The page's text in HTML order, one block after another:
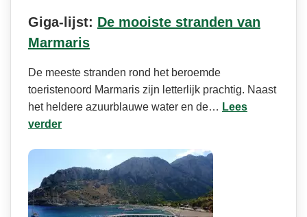
Giga-lijst: De mooiste stranden van
Marmaris
De meeste stranden rond het beroemde
toeristenoord Marmaris zijn letterlijk prachtig. Naast
het heldere azuurblauwe water en de… Lees
verder